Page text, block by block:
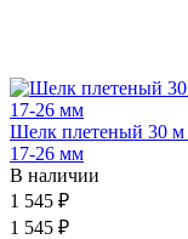
Шелк плетеный 30 м
17-26 мм
В наличии
1 545 ₽
1 545 ₽